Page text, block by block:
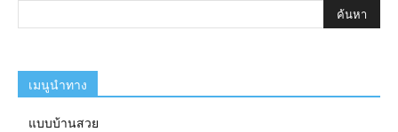
เมนูนำทาง
แบบบ้านสวย